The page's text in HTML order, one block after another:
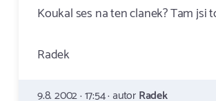
Koukal ses na ten clanek? Tam jsi
Radek
9.8. 2002 · 17:54 · autorRadek